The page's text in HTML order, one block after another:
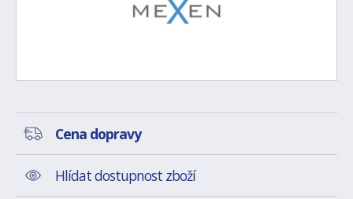
Cena dopravy
Hlídat dostupnost zboží